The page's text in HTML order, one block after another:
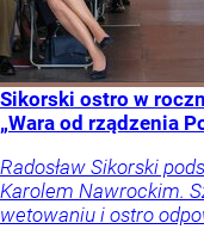
Sikorski ostro w
„Wara od rządzenia
Radosław Sikorski
Karolem Nawrockim.
wetowaniu i ostro